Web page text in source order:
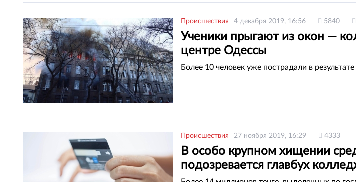
Происшествия 4 декабря 2019, 16:56 5840
Ученики прыгают из окон —
центре Одессы
Более 10 человек уже пострадали в
Происшествия 27 ноября 2019, 16:29 4333
В особо крупном хищении
подозревается главбух